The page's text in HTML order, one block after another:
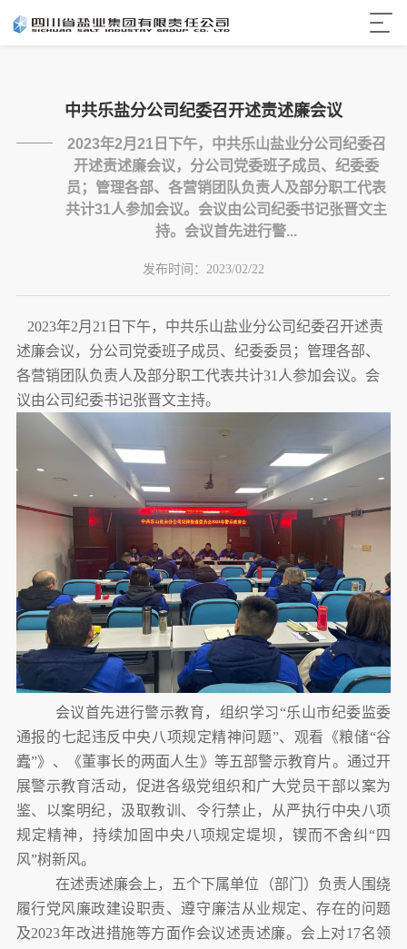
中共乐盐分公司纪委召开述责述廉会议
2023年2月21日下午，中共乐山盐业分公司纪委召
开述责述廉会议，分公司党委班子成员、纪委委
员；管理各部、各营销团队负责人及部分职工代表
共计31人参加会议。会议由公司纪委书记张晋文主
持。会议首先进行警...
发布时间： 2023/02/22
2023年2月 21日下午，中共乐山盐业分公司纪委召开述责
述廉会议，分公司党委班子成员、纪委委员 ； 管理各部、
各营销团队负责人 及部分职工代表共计31 人参加会议。会
议由公司纪委书记张晋文主持。
会议首先进行警示教育，组织学习“乐山市纪委监委
通报的七起违反中央八项规定精神问题”、观看《粮储“谷
蠹”》 、《董事长的两面人生》 等五部警示教育片。通过开
展警示教育活动， 促进各级党组织和广大党员干部以案为
鉴、以案明纪，汲取教训、令行禁止，从严执行中央八项
规定精神 ，持续加固中央八项规定堤坝，锲而不舍纠“四
风”树新风。
在述责述廉会上，
五个下属单位（部门）负责人 围绕
履行党风廉政建设职责、遵守廉洁从业规定、存在的问题
及2023年改进措施等方面作会议述责述廉。会上对17名领